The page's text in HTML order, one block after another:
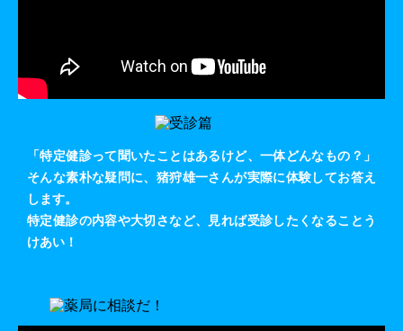
「特定健診って聞いたことはあるけど、一体どんなもの？」
そんな素朴な疑問に、猪狩雄一さんが実際に体験してお答え
します。
特定健診の内容や大切さなど、見れば受診したくなることう
けあい！